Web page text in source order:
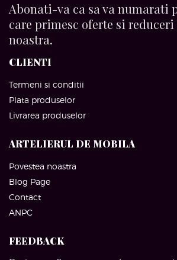
Abonati-va ca sa va
care primesc oferte si
noastra.
CLIENTI
Termeni si conditii
Plata produselor
Livrarea produselor
ARTELIERUL DE MOBILA
Povestea noastra
Blog Page
Contact
ANPC
FEEDBACK